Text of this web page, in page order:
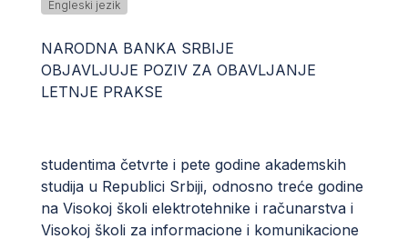
Engleski jezik
NARODNA BANKA SRBIJE
OBJAVLJUJE POZIV ZA OBAVLJANJE
LETNJE PRAKSE
studentima četvrte i pete godine akademskih
studija u Republici Srbiji, odnosno treće godine
na Visokoj školi elektrotehnike i računarstva i
Visokoj školi za informacione i komunikacione